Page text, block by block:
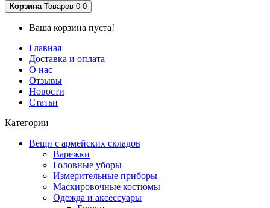
Корзина Товаров 0 0
Ваша корзина пуста!
Главная
Доставка и оплата
О нас
Отзывы
Новости
Статьи
Категории
Вещи с армейских складов
Варежки
Головные уборы
Измерительные приборы
Маскировочные костюмы
Одежда и аксессуары